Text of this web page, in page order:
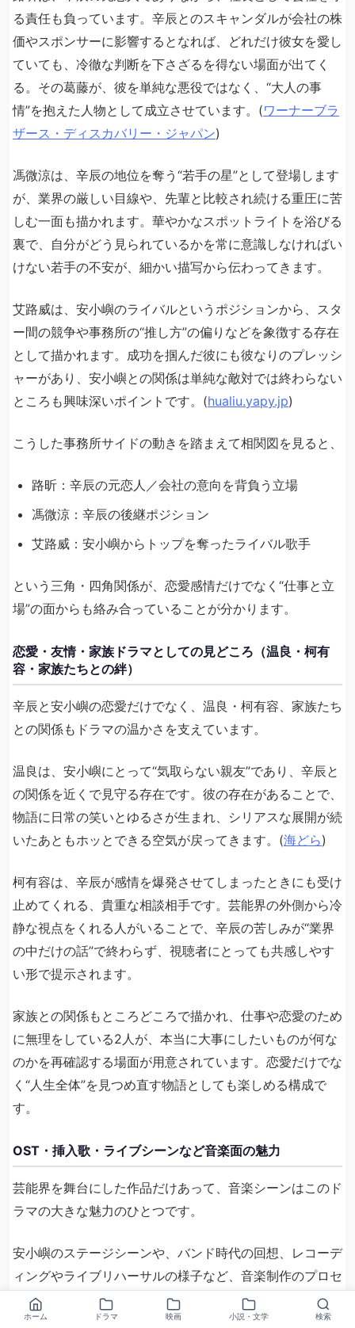
る責任も負っています。辛辰とのスキャンダルが会社の株
価やスポンサーに影響するとなれば、どれだけ彼女を愛し
ていても、冷徹な判断を下さざるを得ない場面が出てく
る。その葛藤が、彼を単純な悪役ではなく、“大人の事
情”を抱えた人物として成立させています。(ワーナーブラ
ザース・ディスカバリー・ジャパン)
馮微涼は、辛辰の地位を奪う“若手の星”として登場します
が、業界の厳しい目線や、先輩と比較され続ける重圧に苦
しむ一面も描かれます。華やかなスポットライトを浴びる
裏で、自分がどう見られているかを常に意識しなければい
けない若手の不安が、細かい描写から伝わってきます。
艾路威は、安小嶼のライバルというポジションから、スタ
ー間の競争や事務所の“推し方”の偏りなどを象徴する存在
として描かれます。成功を掴んだ彼にも彼なりのプレッシ
ャーがあり、安小嶼との関係は単純な敵対では終わらない
ところも興味深いポイントです。(hualiu.yapy.jp)
こうした事務所サイドの動きを踏まえて相関図を見ると、
路昕：辛辰の元恋人／会社の意向を背負う立場
馮微涼：辛辰の後継ポジション
艾路威：安小嶼からトップを奪ったライバル歌手
という三角・四角関係が、恋愛感情だけでなく“仕事と立
場”の面からも絡み合っていることが分かります。
恋愛・友情・家族ドラマとしての見どころ（温良・柯有
容・家族たちとの絆）
辛辰と安小嶼の恋愛だけでなく、温良・柯有容、家族たち
との関係もドラマの温かさを支えています。
温良は、安小嶼にとって“気取らない親友”であり、辛辰と
の関係を近くで見守る存在です。彼の存在があることで、
物語に日常の笑いとゆるさが生まれ、シリアスな展開が続
いたあともホッとできる空気が戻ってきます。(海どら)
柯有容は、辛辰が感情を爆発させてしまったときにも受け
止めてくれる、貴重な相談相手です。芸能界の外側から冷
静な視点をくれる人がいることで、辛辰の苦しみが“業界
の中だけの話”で終わらず、視聴者にとっても共感しやす
い形で提示されます。
家族との関係もところどころで描かれ、仕事や恋愛のため
に無理をしている2人が、本当に大事にしたいものが何な
のかを再確認する場面が用意されています。恋愛だけでな
く“人生全体”を見つめ直す物語としても楽しめる構成で
す。
OST・挿入歌・ライブシーンなど音楽面の魅力
芸能界を舞台にした作品だけあって、音楽シーンはこのド
ラマの大きな魅力のひとつです。
安小嶼のステージシーンや、バンド時代の回想、レコーデ
ィングやライブリハーサルの様子など、音楽制作のプロセ
スが分かるシーンも随所に盛り込まれています。挫折後に
再びマイクを握る瞬間は、物語上のクライマックスでもあ
ホーム ドラマ 映画 小説・文学 検索